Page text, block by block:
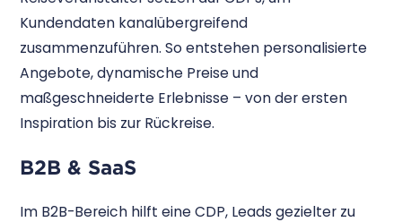
Kundendaten kanalübergreifend
zusammenzuführen. So entstehen personalisierte
Angebote, dynamische Preise und
maßgeschneiderte Erlebnisse – von der ersten
Inspiration bis zur Rückreise.
B2B & SaaS
Im B2B-Bereich hilft eine CDP, Leads gezielter zu